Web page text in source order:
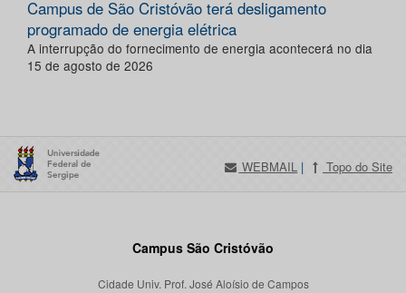
Campus de São Cristóvão terá desligamento
programado de energia elétrica
A interrupção do fornecimento de energia acontecerá no dia
15 de agosto de 2026
WEBMAIL | Topo do Site
Campus São Cristóvão
Cidade Univ. Prof. José Aloísio de Campos